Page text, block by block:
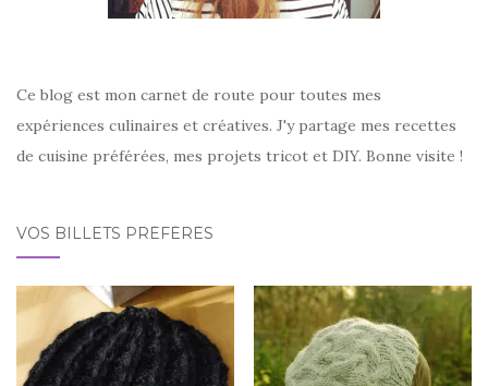
Ce blog est mon carnet de route pour toutes mes
expériences culinaires et créatives. J'y partage mes recettes
de cuisine préférées, mes projets tricot et DIY. Bonne visite !
VOS BILLETS PRÉFÉRÉS